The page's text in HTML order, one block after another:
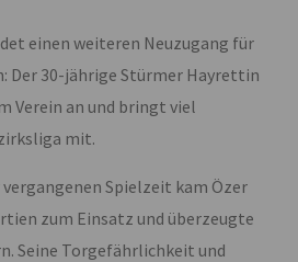
einen weiteren Neuzugang für
Der 30-jährige Stürmer Hayrettin
Verein an und bringt viel
mit.
Spielzeit kam Özer
zum Einsatz und überzeugte
Seine Torgefährlichkeit und